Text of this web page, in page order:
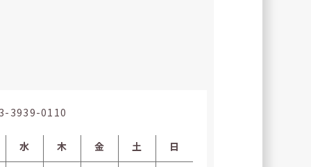
3939-0110
水 木 金 土 日